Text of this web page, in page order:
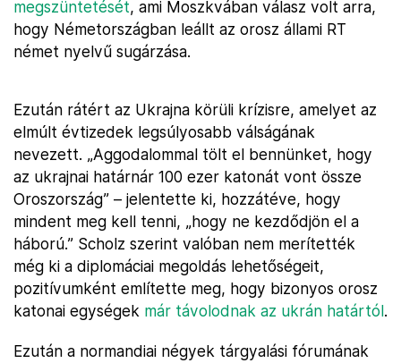
megszüntetését, ami Moszkvában válasz volt arra,
hogy Németországban leállt az orosz állami RT
német nyelvű sugárzása.
Ezután rátért az Ukrajna körüli krízisre, amelyet az
elmúlt évtizedek legsúlyosabb válságának
nevezett. „Aggodalommal tölt el bennünket, hogy
az ukrajnai határnár 100 ezer katonát vont össze
Oroszország” – jelentette ki, hozzátéve, hogy
mindent meg kell tenni, „hogy ne kezdődjön el a
háború.” Scholz szerint valóban nem merítették
még ki a diplomáciai megoldás lehetőségeit,
pozitívumként említette meg, hogy bizonyos orosz
katonai egységek már távolodnak az ukrán határtól.
Ezután a normandiai négyek tárgyalási fórumának